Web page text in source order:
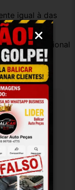
igual à das
por profissional
848561S100
Caminhonete
PLASTICO
False